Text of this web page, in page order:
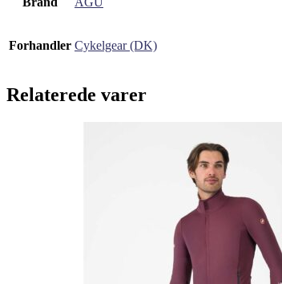
Forhandler Cykelgear (DK)
Relaterede varer